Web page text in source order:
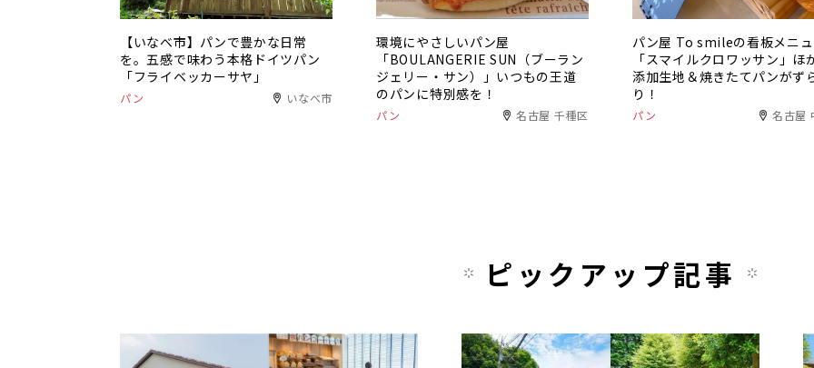
【いなべ市】パンで豊かな日常
を。五感で味わう本格ドイツパン
「フライベッカーサヤ」
パン いなべ市
環境にやさしいパン屋
「BOULANGERIE SUN（ブーラン
ジェリー・サン）」いつもの王道
のパンに特別感を！
パン 名古屋 千種区
パン屋 To smileの看板メニュ
「スマイルクロワッサン」ほ
添加生地＆焼きたてパンがず
り！
パン 名古屋
ピックアップ記事